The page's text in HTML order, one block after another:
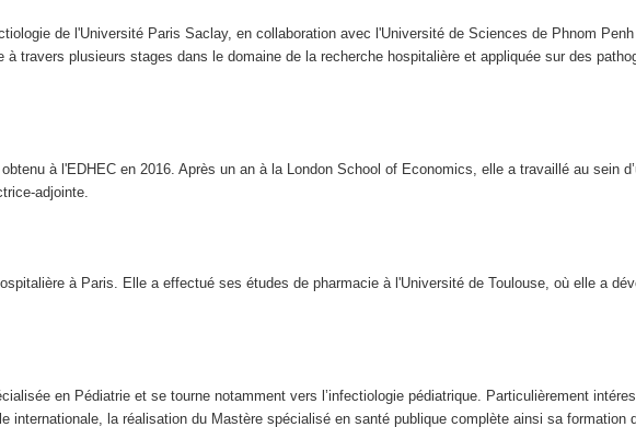
de l'Université Paris Saclay, en collaboration avec l'Université de Sciences de Phnom
travers plusieurs stages dans le domaine de la recherche hospitalière et appliquée sur des
à l'EDHEC en 2016. Après un an à la London School of Economics, elle a travaillé au sein
adjointe.
à Paris. Elle a effectué ses études de pharmacie à l'Université de Toulouse, où elle a
en Pédiatrie et se tourne notamment vers l’infectiologie pédiatrique. Particulièrement
internationale, la réalisation du Mastère spécialisé en santé publique complète ainsi sa formation